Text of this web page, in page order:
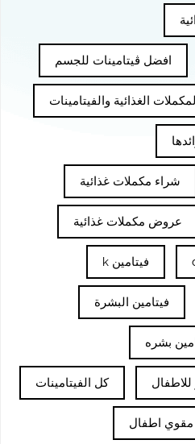
افضل ڤيتامينات للجسم
الغذائية والفيتامينات
شراء مكملات غذائية
عروض مكملات غذائية
فيتامين k
فيتامين البشرة
بشره
كل الفيتامينات
مقوي اطفال